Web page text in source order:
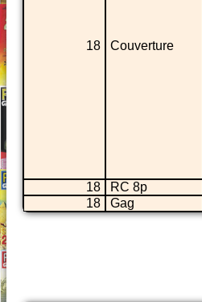
18 Couverture
18 RC 8p
18
Gag